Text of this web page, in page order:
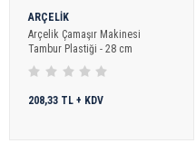
ARÇELİK
Arçelik Çamaşır Makinesi
Tambur Plastiği - 28 cm
208,33 TL + KDV